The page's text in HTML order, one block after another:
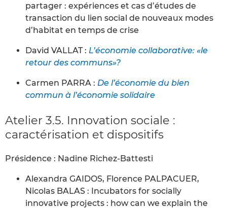
partager : expériences et cas d’études de
transaction du lien social de nouveaux modes
d’habitat en temps de crise
David VALLAT : L’économie collaborative: «le
retour des communs»?
Carmen PARRA : De l’économie du bien
commun à l’économie solidaire
Atelier 3.5. Innovation sociale :
caractérisation et dispositifs
Présidence : Nadine Richez-Battesti
Alexandra GAIDOS, Florence PALPACUER,
Nicolas BALAS : Incubators for socially
innovative projects : how can we explain the